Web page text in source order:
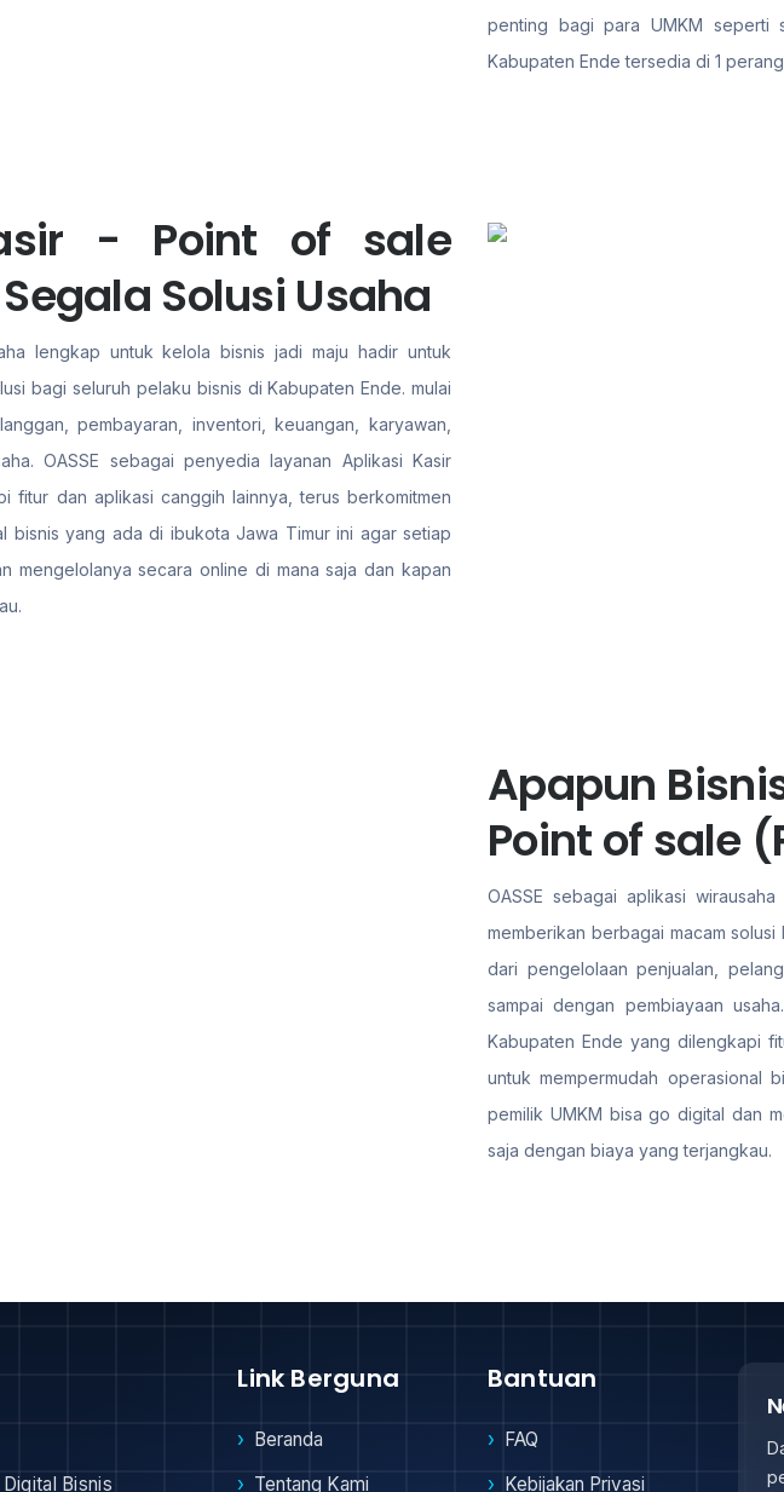
penting bagi para UMKM seperti
Kabupaten Ende tersedia di 1
- Point of sale
Solusi Usaha
lengkap untuk kelola bisnis jadi maju hadir untuk
bagi seluruh pelaku bisnis di Kabupaten Ende. mulai
pembayaran, inventori, keuangan, karyawan,
OASSE sebagai penyedia layanan Aplikasi Kasir
fitur dan aplikasi canggih lainnya, terus berkomitmen
bisnis yang ada di ibukota Jawa Timur ini agar setiap
mengelolanya secara online di mana saja dan kapan
Apapun
Point of sale
OASSE sebagai aplikasi
memberikan berbagai macam
dari pengelolaan penjualan,
sampai dengan pembiayaan
Kabupaten Ende yang dilengkapi
untuk mempermudah operasional
pemilik UMKM bisa go digital dan
saja dengan biaya yang terjangkau.
Bisnis
Link Berguna
Beranda
Tentang Kami
Bantuan
FAQ
Kebijakan Privasi